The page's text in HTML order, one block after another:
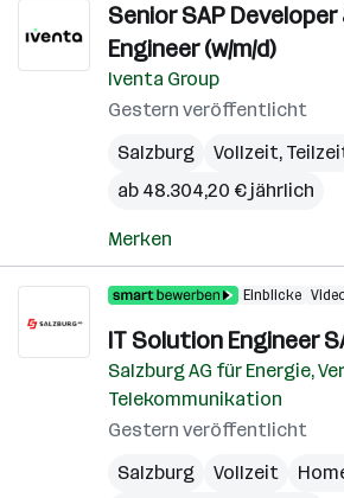
Senior SAP
Engineer (w/m/d)
Iventa Group
Gestern veröffentlicht
Salzburg
Vollzeit,
ab 48.304,20 € jährlich
Merken
Einblicke
IT Solution Engineer
Salzburg AG für Energie,
Telekommunikation
Gestern veröffentlicht
Salzburg
Vollzeit